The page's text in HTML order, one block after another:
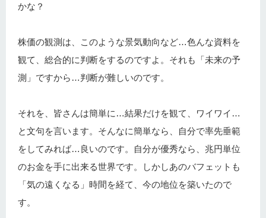
かな？
株価の観測は、このような景気動向など…色んな資料を
観て、総合的に判断をするのですよ。それも「未来の予
測」ですから…判断が難しいのです。
それを、皆さんは簡単に…結果だけを観て、ワイワイ…
と文句を言います。そんなに簡単なら、自分で率先垂範
をしてみれば…良いのです。自分が優秀なら、兆円単位
のお金を手に出来る世界です。しかしあのバフェットも
「気の遠くなる」時間を経て、今の地位を築いたので
す。